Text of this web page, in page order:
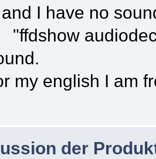
I have no
"ffdshow
my english I am
der